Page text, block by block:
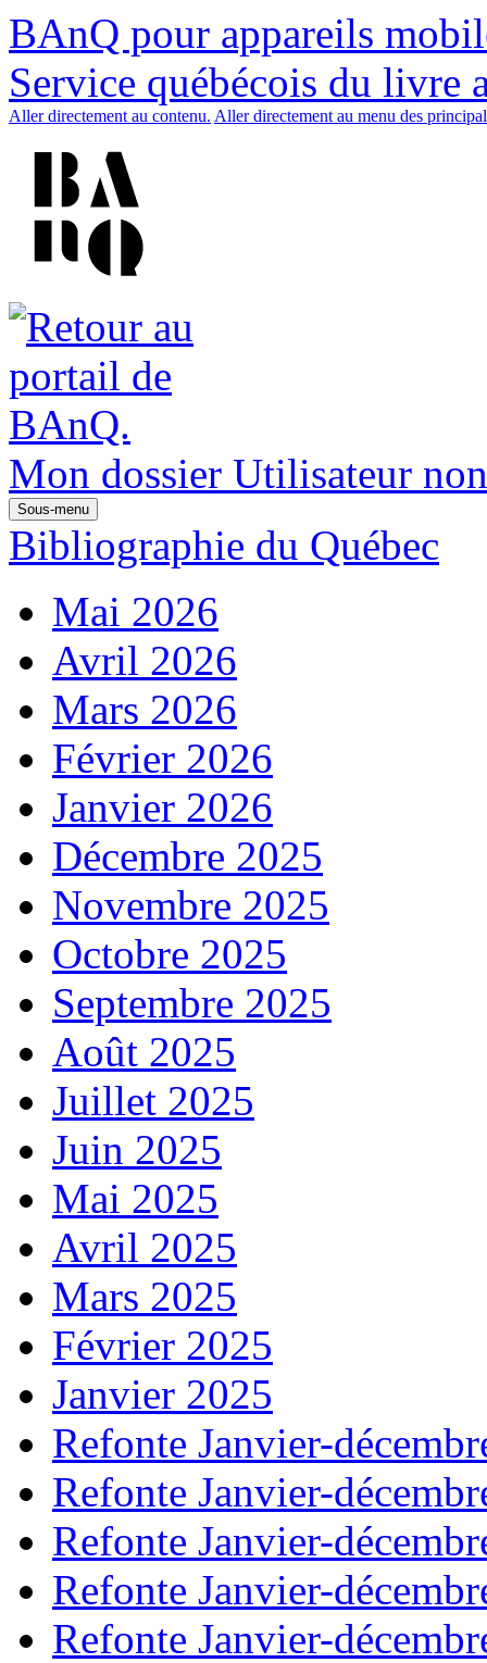
BAnQ pour appareils
Service québécois du livre
Aller directement au contenu. Aller directement au menu des
Mon dossier Utilisateur
Sous-menu
Bibliographie du Québec
Mai 2026
Avril 2026
Mars 2026
Février 2026
Janvier 2026
Décembre 2025
Novembre 2025
Octobre 2025
Septembre 2025
Août 2025
Juillet 2025
Juin 2025
Mai 2025
Avril 2025
Mars 2025
Février 2025
Janvier 2025
Refonte Janvier-
Refonte Janvier-
Refonte Janvier-
Refonte Janvier-
Refonte Janvier-